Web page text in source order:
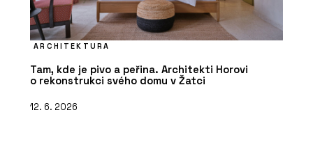
ARCHITEKTURA
Tam, kde je pivo a peřina. Architekti Horovi
o rekonstrukci svého domu v Žatci
12. 6. 2026